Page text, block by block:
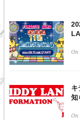
On
知
On